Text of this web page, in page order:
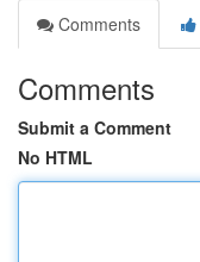
Comments
Comments
Submit a Comment
No HTML